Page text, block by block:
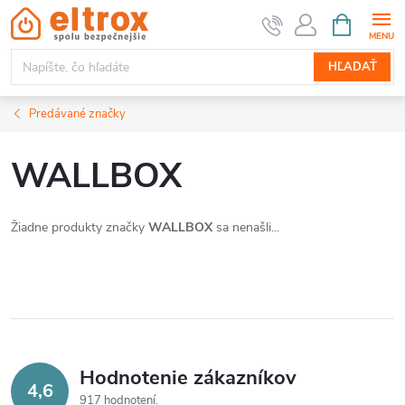
Prejsť
na
obsah
HĽADAŤ
KOŠÍK
Predávané značky
WALLBOX
Žiadne produkty značky WALLBOX sa nenašli...
4,6 Hodnotenie zákazníkov
917 hodnotení